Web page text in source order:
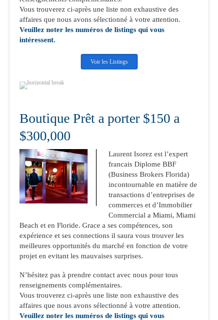
Vous trouverez ci-après une liste non exhaustive des
affaires que nous avons sélectionné à votre attention.
Veuillez noter les numéros de listings qui vous
intéressent.
Voir les Listings
Boutique Prêt a porter $150 a
$300,000
Laurent Isorez est l’expert
francais Diplome BBF
(Business Brokers Florida)
incontournable en matière de
transactions d’entreprises de
commerces et d’Immobilier
Commercial a Miami, Miami
Beach et en Floride. Grace a ses compétences, son
expérience et ses connections il saura vous trouver les
meilleures opportunités du marché en fonction de votre
projet en evitant les mauvaises surprises.
N’hésitez pas à prendre contact avec nous pour tous
renseignements complémentaires.
Vous trouverez ci-après une liste non exhaustive des
affaires que nous avons sélectionné à votre attention.
Veuillez noter les numéros de listings qui vous